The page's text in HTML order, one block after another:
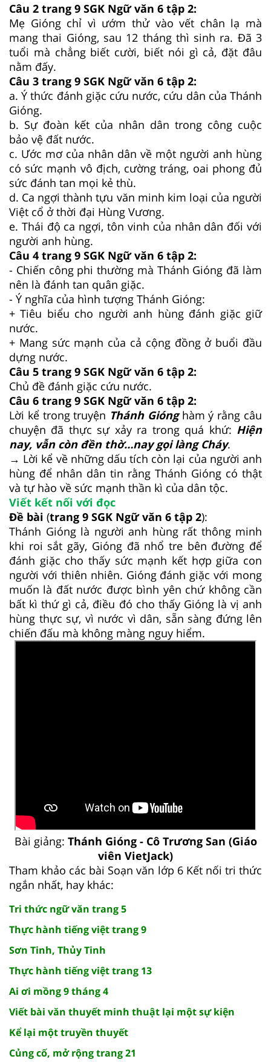
Câu 2 trang 9 SGK Ngữ văn 6 tập 2:
Mẹ Gióng chỉ vì ướm thử vào vết chân lạ mà
mang thai Gióng, sau 12 tháng thì sinh ra. Đã 3
tuổi mà chẳng biết cười, biết nói gì cả, đặt đâu
nằm đấy.
Câu 3 trang 9 SGK Ngữ văn 6 tập 2:
a. Ý thức đánh giặc cứu nước, cứu dân của Thánh
Gióng.
b. Sự đoàn kết của nhân dân trong công cuộc
bảo vệ đất nước.
c. Ước mơ của nhân dân về một người anh hùng
có sức mạnh vô địch, cường tráng, oai phong đủ
sức đánh tan mọi kẻ thù.
d. Ca ngợi thành tựu văn minh kim loại của người
Việt cổ ở thời đại Hùng Vương.
e. Thái độ ca ngợi, tôn vinh của nhân dân đối với
người anh hùng.
Câu 4 trang 9 SGK Ngữ văn 6 tập 2:
- Chiến công phi thường mà Thánh Gióng đã làm
nên là đánh tan quân giặc.
- Ý nghĩa của hình tượng Thánh Gióng:
+ Tiêu biểu cho người anh hùng đánh giặc giữ
nước.
+ Mang sức mạnh của cả cộng đồng ở buổi đầu
dựng nước.
Câu 5 trang 9 SGK Ngữ văn 6 tập 2:
Chủ đề đánh giặc cứu nước.
Câu 6 trang 9 SGK Ngữ văn 6 tập 2:
Lời kể trong truyện Thánh Giónghàm ý rằng câu
chuyện đã thực sự xảy ra trong quá khứ: Hiện
nay, vẫn còn đền thờ…nay gọi làng Cháy.
→ Lời kể về những dấu tích còn lại của người anh
hùng để nhân dân tin rằng Thánh Gióng có thật
và tự hào về sức mạnh thần kì của dân tộc.
Viết kết nối với đọc
Đề bài (trang 9 SGK Ngữ văn 6 tập 2):
Thánh Gióng là người anh hùng rất thông minh
khi roi sắt gãy, Gióng đã nhổ tre bên đường để
đánh giặc cho thấy sức mạnh kết hợp giữa con
người với thiên nhiên. Gióng đánh giặc với mong
muốn là đất nước được bình yên chứ không cần
bất kì thứ gì cả, điều đó cho thấy Gióng là vị anh
hùng thực sự, vì nước vì dân, sẵn sàng đứng lên
chiến đấu mà không màng nguy hiểm.
Bài giảng: Thánh Gióng - Cô Trương San (Giáo
viên VietJack)
Tham khảo các bài Soạn văn lớp 6 Kết nối tri thức
ngắn nhất, hay khác:
Tri thức ngữ văn trang 5
Thực hành tiếng việt trang 9
Sơn Tinh, Thủy Tinh
Thực hành tiếng việt trang 13
Ai ơi mồng 9 tháng 4
Viết bài văn thuyết minh thuật lại một sự kiện
Kể lại một truyền thuyết
Củng cố, mở rộng trang 21